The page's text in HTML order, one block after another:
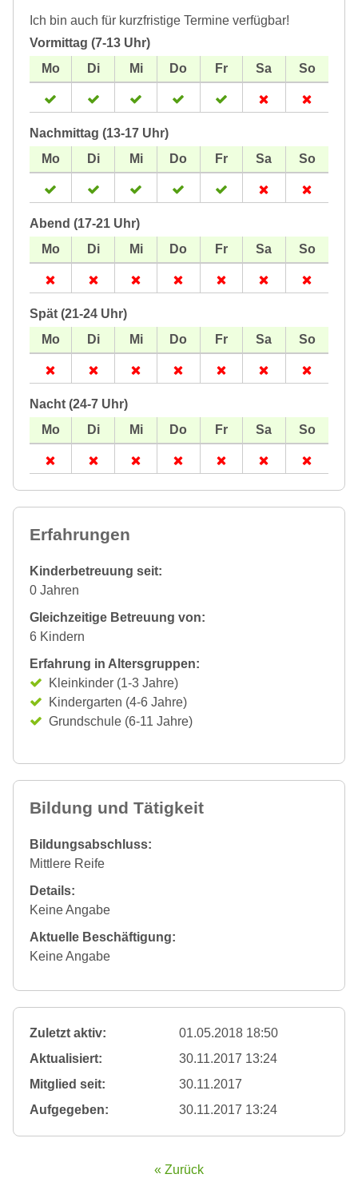
Ich bin auch für kurzfristige Termine verfügbar!
Vormittag (7-13 Uhr)
Nachmittag (13-17 Uhr)
Abend (17-21 Uhr)
Spät (21-24 Uhr)
Nacht (24-7 Uhr)
Erfahrungen
Kinderbetreuung seit:
0 Jahren
Gleichzeitige Betreuung von:
6 Kindern
Erfahrung in Altersgruppen:
Kleinkinder (1-3 Jahre)
Kindergarten (4-6 Jahre)
Grundschule (6-11 Jahre)
Bildung und Tätigkeit
Bildungsabschluss:
Mittlere Reife
Details:
Keine Angabe
Aktuelle Beschäftigung:
Keine Angabe
Zuletzt aktiv:
01.05.2018 18:50
Aktualisiert:
30.11.2017 13:24
Mitglied seit:
30.11.2017
Aufgegeben:
30.11.2017 13:24
« Zurück